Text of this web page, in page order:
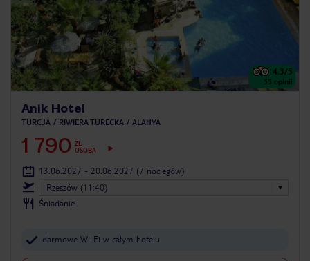
4.3/5
55 opinii
Anik Hotel
TURCJA RIWIERA TURECKA ALANYA
1 790 ZŁ
OSOBA
13.06.2027 - 20.06.2027 (7 noclegów)
Rzeszów (11:40)
Śniadanie
darmowe Wi-Fi w całym hotelu